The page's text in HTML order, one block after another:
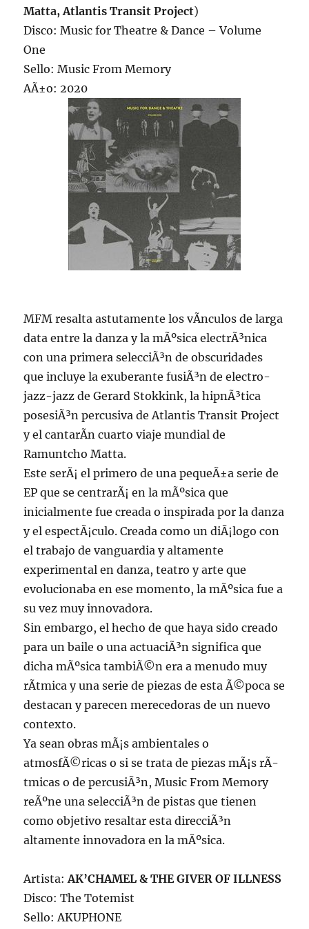
Matta, Atlantis Transit Project)
Disco: Music for Theatre & Dance – Volume
One
Sello: Music From Memory
AÃ±o: 2020
MFM resalta astutamente los vÃ­nculos de larga
data entre la danza y la mÃºsica electrÃ³nica
con una primera selecciÃ³n de obscuridades
que incluye la exuberante fusiÃ³n de electro-
jazz-jazz de Gerard Stokkink, la hipnÃ³tica
posesiÃ³n percusiva de Atlantis Transit Project
y el cantarÃ­n cuarto viaje mundial de
Ramuntcho Matta.
Este serÃ¡ el primero de una pequeÃ±a serie de
EP que se centrarÃ¡ en la mÃºsica que
inicialmente fue creada o inspirada por la danza
y el espectÃ¡culo. Creada como un diÃ¡logo con
el trabajo de vanguardia y altamente
experimental en danza, teatro y arte que
evolucionaba en ese momento, la mÃºsica fue a
su vez muy innovadora.
Sin embargo, el hecho de que haya sido creado
para un baile o una actuaciÃ³n significa que
dicha mÃºsica tambiÃ©n era a menudo muy
rÃ­tmica y una serie de piezas de esta Ã©poca se
destacan y parecen merecedoras de un nuevo
contexto.
Ya sean obras mÃ¡s ambientales o
atmosfÃ©ricas o si se trata de piezas mÃ¡s rÃ­
tmicas o de percusiÃ³n, Music From Memory
reÃºne una selecciÃ³n de pistas que tienen
como objetivo resaltar esta direcciÃ³n
altamente innovadora en la mÃºsica.
Artista:AK’CHAMEL & THE GIVER OF ILLNESS
Disco: The Totemist
Sello: AKUPHONE